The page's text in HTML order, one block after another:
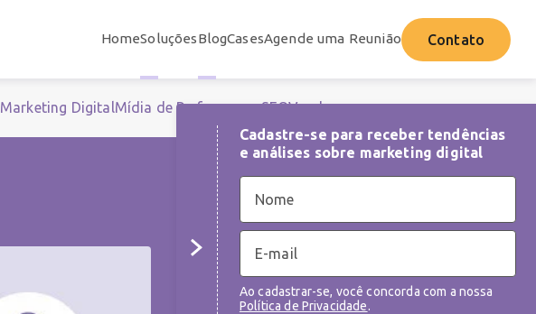
HomeSoluçõesBlogCasesAgende uma Reunião Contato
Marketing DigitalMídia de PerformanceSEOVendas
Cadastre-se para receber tendências
e análises sobre marketing digital
Ao cadastrar-se, você concorda com a nossa
Política de Privacidade.
NEWSLETTER
Cadastre-se para receber tendências e
análises sobre as melhores práticas de
marketing digital